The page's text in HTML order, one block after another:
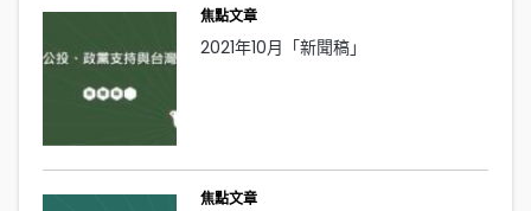
焦點文章
2021年10月「新聞稿」
焦點文章